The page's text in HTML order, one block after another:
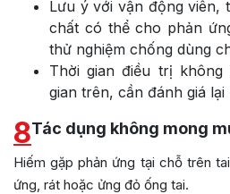
Lưu ý với vận động viên,
chất có thể cho phản
thử nghiệm chống dùng
Thời gian điều trị không
gian trên, cần đánh giá
8Tác dụng không mong
Hiếm gặp phản ứng tại chỗ trên
ứng, rát hoặc ửng đỏ ống tai.